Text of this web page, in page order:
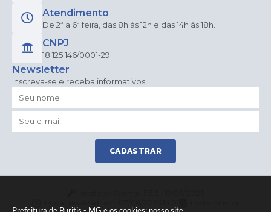
Atendimento
De 2ª a 6ª feira, das 8h às 12h e das 14h às 18h.
CNPJ
18.125.146/0001-29
Newsletter
Inscreva-se e receba informativos
CADASTRAR